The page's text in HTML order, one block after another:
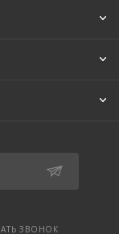
ЗВОНОК